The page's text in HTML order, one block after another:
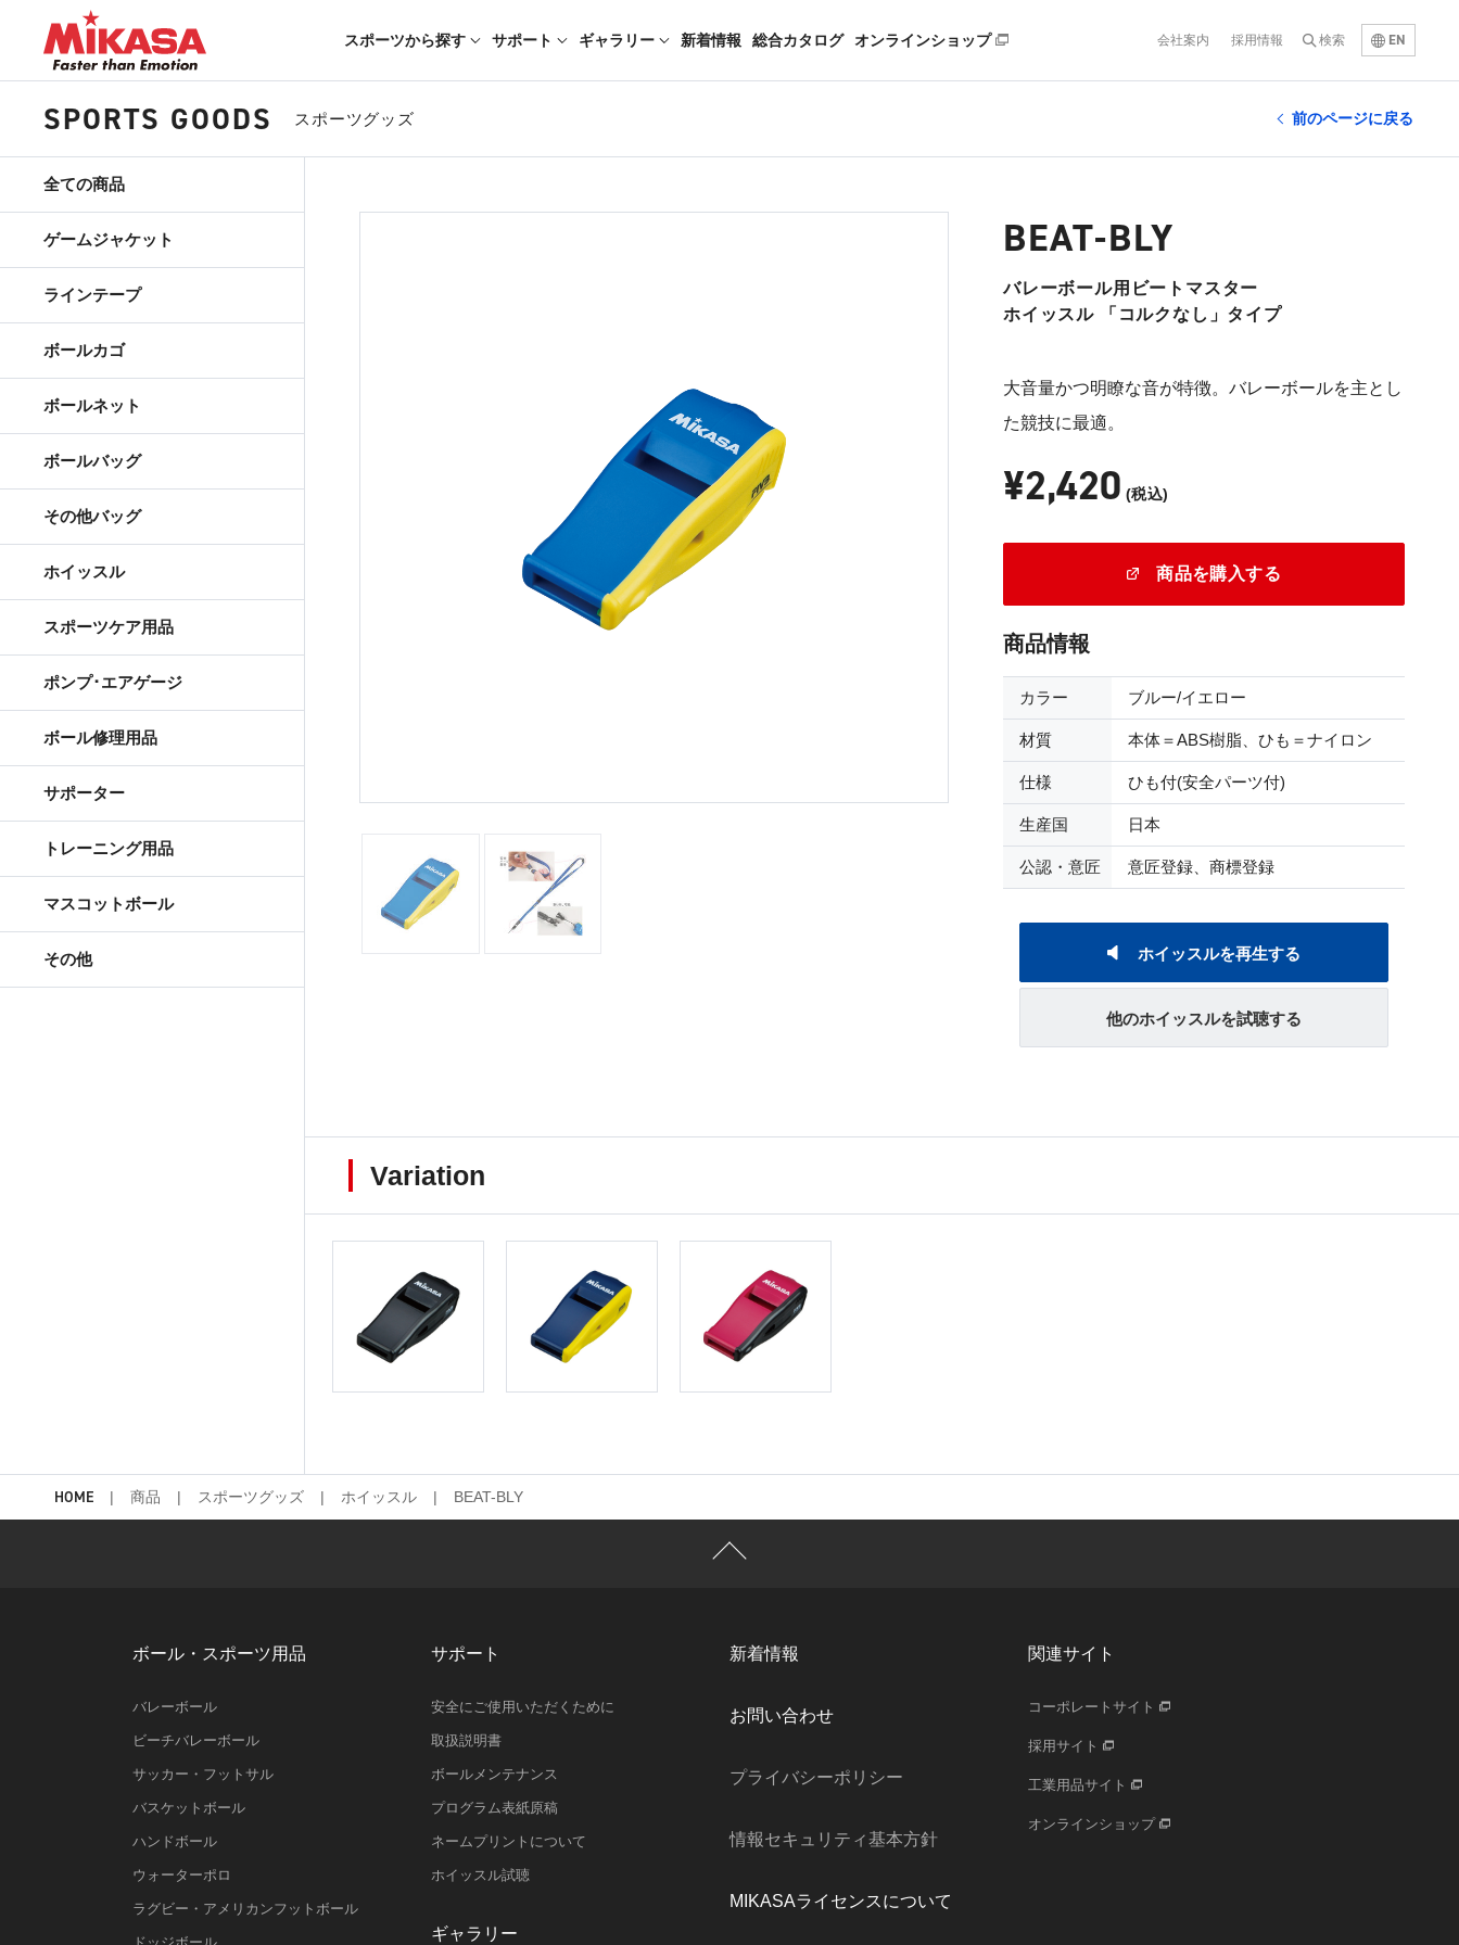
スポーツから探す サポート ギャラリー 新着情報 総合カタログ オンラインショップ 会社案内 採用情報 検索 EN
SPORTS GOODS スポーツグッズ 前のページに戻る
BEAT-BLY
バレーボール用ビートマスター
ホイッスル 「コルクなし」タイプ
大音量かつ明瞭な音が特徴。バレーボールを主とし
た競技に最適。
¥2,420 (税込)
商品を購入する
商品情報
カラー ブルー/イエロー
材質 本体＝ABS樹脂、ひも＝ナイロン
仕様 ひも付(安全パーツ付)
生産国 日本
公認・意匠 意匠登録、商標登録
ホイッスルを再生する
他のホイッスルを試聴する
Variation
全ての商品
ゲームジャケット
ラインテープ
ボールカゴ
ボールネット
ボールバッグ
その他バッグ
ホイッスル
スポーツケア用品
ポンプ･エアゲージ
ボール修理用品
サポーター
トレーニング用品
マスコットボール
その他
HOME 商品 スポーツグッズ ホイッスル BEAT-BLY
ボール・スポーツ用品
バレーボール
ビーチバレーボール
サッカー・フットサル
バスケットボール
ハンドボール
ウォーターポロ
ラグビー・アメリカンフットボール
サポート
安全にご使用いただくために
取扱説明書
ボールメンテナンス
プログラム表紙原稿
ネームプリントについて
ホイッスル試聴
ギャラリー
新着情報
お問い合わせ
プライバシーポリシー
情報セキュリティ基本方針
MIKASAライセンスについて
関連サイト
コーポレートサイト
採用サイト
工業用品サイト
オンラインショップ